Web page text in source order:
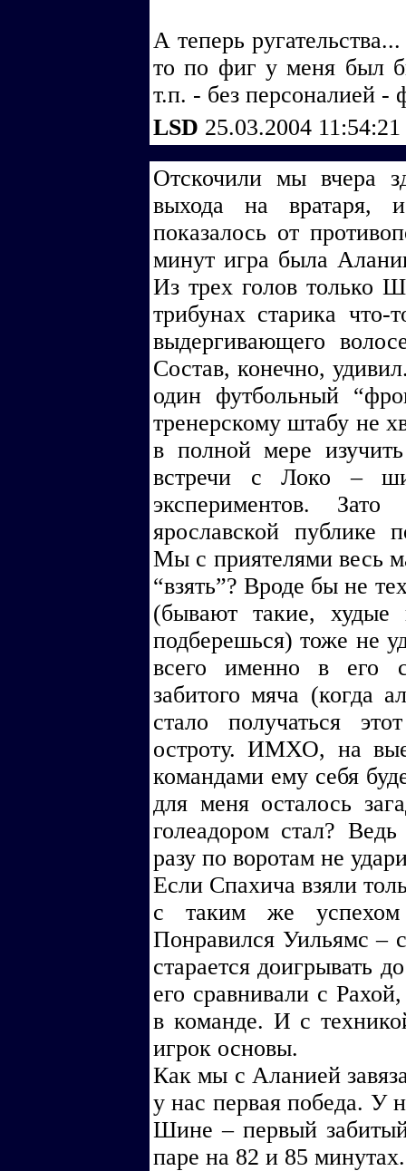
А теперь
то по фиг у меня был
т.п. - без персоналией
LSD 25.03.2004 11:54:21
Отскочили мы вчера
выхода на вратаря,
показалось от
минут игра была
Из трех голов только
трибунах старика
выдергивающего
Состав, конечно,
один футбольный
тренерскому штабу не
в полной мере
встречи с Локо –
экспериментов.
ярославской публике
Мы с приятелями весь
“взять”? Вроде бы не
(бывают такие,
подберешься) тоже не
всего именно в его
забитого мяча (когда
стало получаться
остроту. ИМХО, на
командами ему себя
для меня осталось
голеадором стал?
разу по воротам не
Если Спахича взяли
с таким же
Понравился Уильямс –
старается доигрывать
его сравнивали с
в команде. И с
игрок основы.
Как мы с Аланией
у нас первая победа. У
Шине – первый
паре на 82 и 85